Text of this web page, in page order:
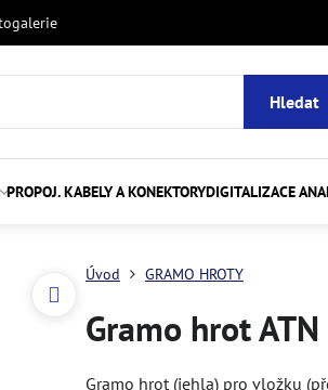
Hledat
PROPOJ. KABELY A KONEKTORYDIGITALIZACE
Úvod GRAMO HROTY
Gramo hrot
Gramo hrot (jehla) pro vložku